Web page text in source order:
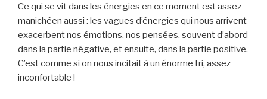
Ce qui se vit dans les énergies en ce moment est assez
manichéen aussi : les vagues d’énergies qui nous arrivent
exacerbent nos émotions, nos pensées, souvent d’abord
dans la partie négative, et ensuite, dans la partie positive.
C’est comme si on nous incitait à un énorme tri, assez
inconfortable !